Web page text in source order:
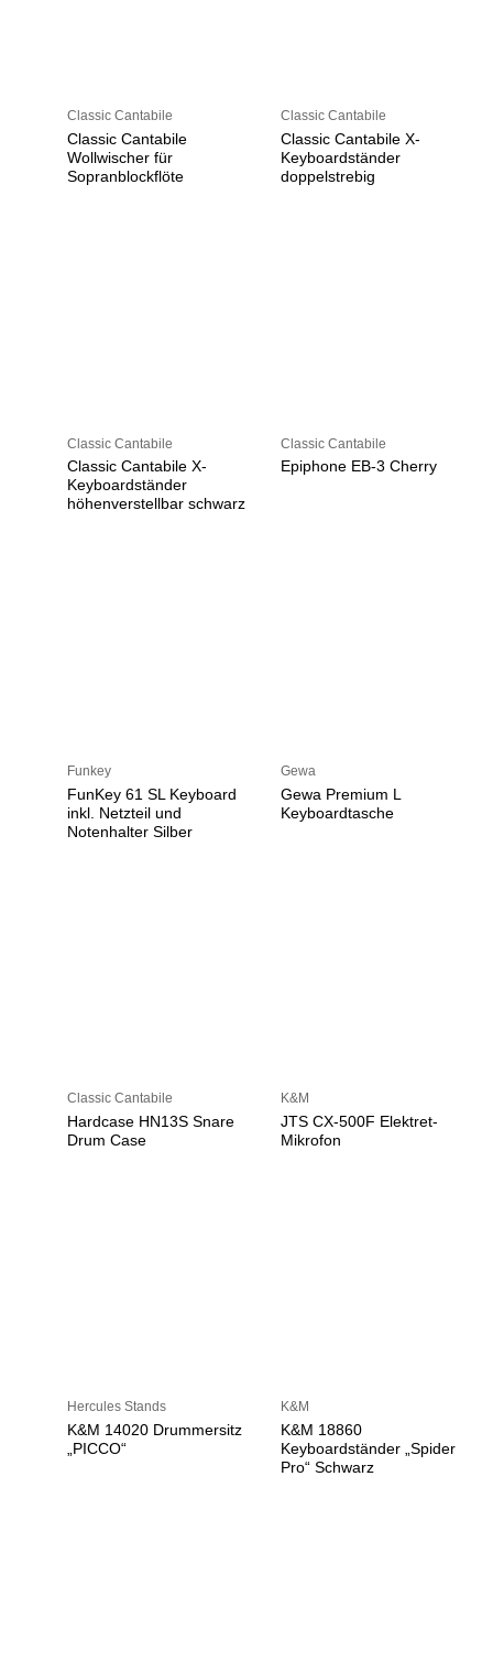
Classic Cantabile
Classic Cantabile
Wollwischer für
Sopranblockflöte
Classic Cantabile
Classic Cantabile X-
Keyboardständer
doppelstrebig
Classic Cantabile
Classic Cantabile X-
Keyboardständer
höhenverstellbar schwarz
Classic Cantabile
Epiphone EB-3 Cherry
Funkey
FunKey 61 SL Keyboard
inkl. Netzteil und
Notenhalter Silber
Gewa
Gewa Premium L
Keyboardtasche
Classic Cantabile
Hardcase HN13S Snare
Drum Case
K&M
JTS CX-500F Elektret-
Mikrofon
Hercules Stands
K&M 14020 Drummersitz
„PICCO“
K&M
K&M 18860
Keyboardständer „Spider
Pro“ Schwarz